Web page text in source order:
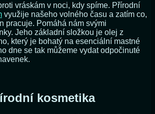
vráskám v noci, kdy spíme. Přírodní
využije našeho volného času a zatím co,
pracuje. Pomáhá nám svými
Jeho základní složkou je olej z
který je bohatý na esenciální mastné
dne se tak můžeme vydat odpočinuté
kosmetika